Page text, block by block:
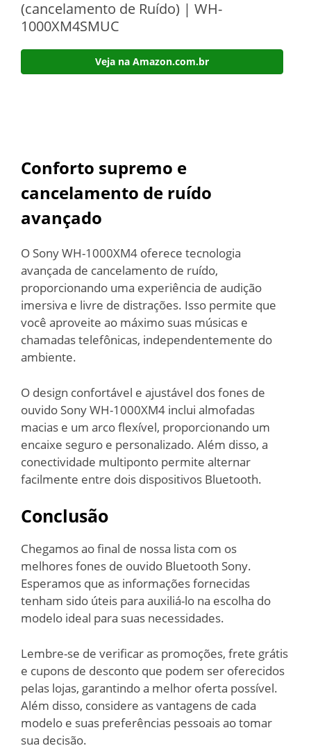
(cancelamento de Ruído) | WH-
1000XM4SMUC
Veja na Amazon.com.br
Conforto supremo e
cancelamento de ruído
avançado
O Sony WH-1000XM4 oferece tecnologia
avançada de cancelamento de ruído,
proporcionando uma experiência de audição
imersiva e livre de distrações. Isso permite que
você aproveite ao máximo suas músicas e
chamadas telefônicas, independentemente do
ambiente.
O design confortável e ajustável dos fones de
ouvido Sony WH-1000XM4 inclui almofadas
macias e um arco flexível, proporcionando um
encaixe seguro e personalizado. Além disso, a
conectividade multiponto permite alternar
facilmente entre dois dispositivos Bluetooth.
Conclusão
Chegamos ao final de nossa lista com os
melhores fones de ouvido Bluetooth Sony.
Esperamos que as informações fornecidas
tenham sido úteis para auxiliá-lo na escolha do
modelo ideal para suas necessidades.
Lembre-se de verificar as promoções, frete grátis
e cupons de desconto que podem ser oferecidos
pelas lojas, garantindo a melhor oferta possível.
Além disso, considere as vantagens de cada
modelo e suas preferências pessoais ao tomar
sua decisão.